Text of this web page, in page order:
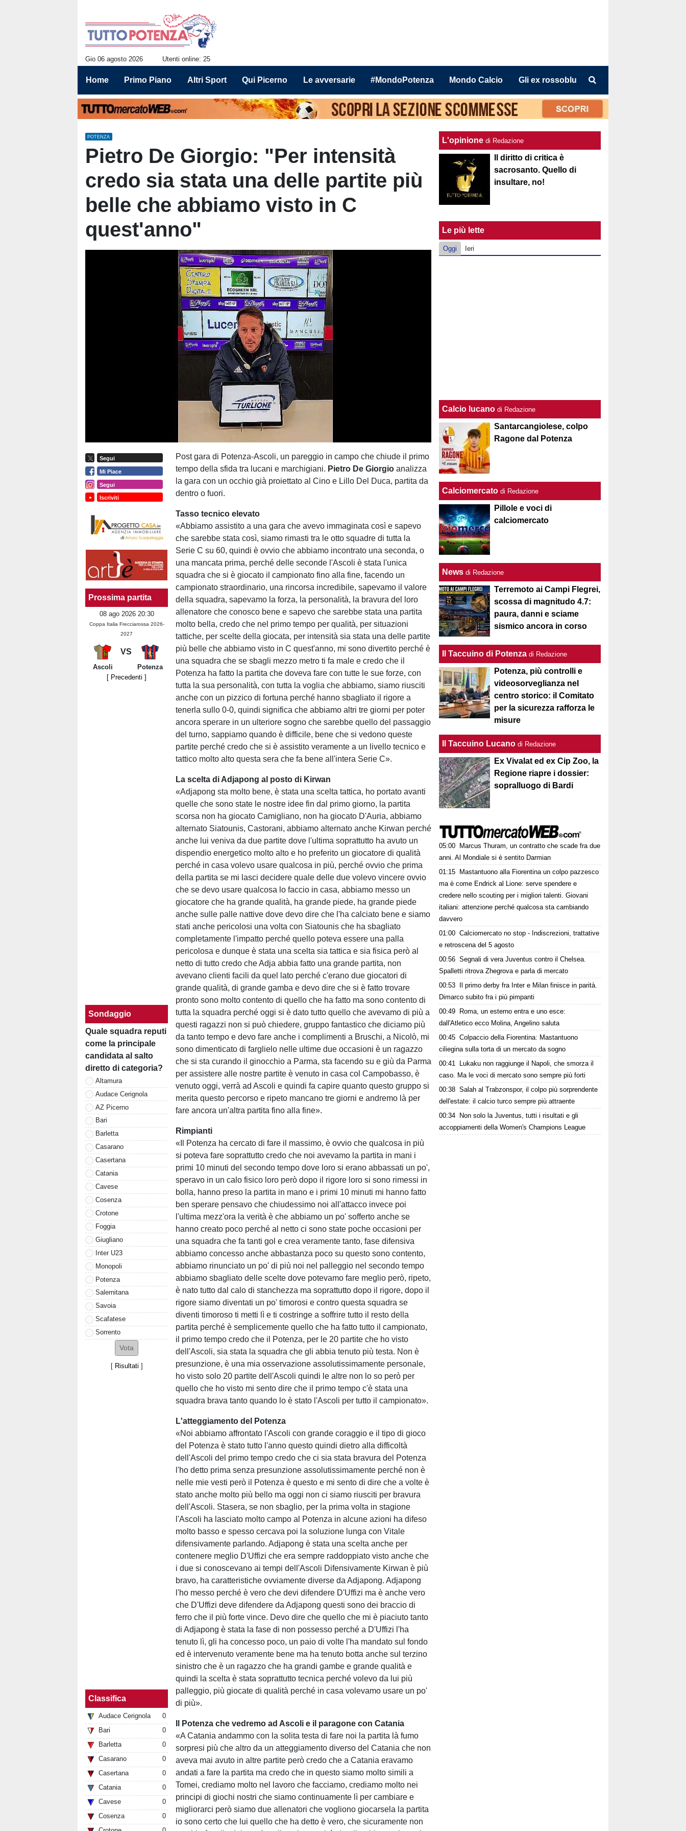
Gio 06 agosto 2026 Utenti online: 25
Home Primo Piano Altri Sport Qui Picerno Le avversarie #MondoPotenza Mondo Calcio Gli ex rossoblu
POTENZA
Pietro De Giorgio: "Per intensità
credo sia stata una delle partite più
belle che abbiamo visto in C
quest'anno"
Segui
Mi Piace
Segui
Iscriviti
Prossima partita
08 ago 2026 20:30
Coppa Italia Frecciarossa 2026-
2027
VS
Ascoli
Potenza
[ Precedenti ]
Sondaggio
Quale squadra reputi
come la principale
candidata al salto
diretto di categoria?
Altamura
Audace Cerignola
AZ Picerno
Bari
Barletta
Casarano
Casertana
Catania
Cavese
Cosenza
Crotone
Foggia
Giugliano
Inter U23
Monopoli
Potenza
Salernitana
Savoia
Scafatese
Sorrento
[ Risultati ]
Classifica
Audace Cerignola
0
Bari
0
Barletta
0
Casarano
0
Casertana
0
Catania
0
Cavese
0
Cosenza
0
Post gara di Potenza-Ascoli, un pareggio in campo che chiude il primo
tempo della sfida tra lucani e marchigiani. Pietro De Giorgio analizza
la gara con un occhio già proiettato al Cino e Lillo Del Duca, partita da
dentro o fuori.
Tasso tecnico elevato
«Abbiamo assistito a una gara che avevo immaginata così e sapevo
che sarebbe stata così, siamo rimasti tra le otto squadre di tutta la
Serie C su 60, quindi è ovvio che abbiamo incontrato una seconda, o
una mancata prima, perché delle seconde l'Ascoli è stata l'unica
squadra che si è giocato il campionato fino alla fine, facendo un
campionato straordinario, una rincorsa incredibile, sapevamo il valore
della squadra, sapevamo la forza, la personalità, la bravura del loro
allenatore che conosco bene e sapevo che sarebbe stata una partita
molto bella, credo che nel primo tempo per qualità, per situazioni
tattiche, per scelte della giocata, per intensità sia stata una delle partite
più belle che abbiamo visto in C quest'anno, mi sono divertito perché è
una squadra che se sbagli mezzo metro ti fa male e credo che il
Potenza ha fatto la partita che doveva fare con tutte le sue forze, con
tutta la sua personalità, con tutta la voglia che abbiamo, siamo riusciti
anche con un pizzico di fortuna perché hanno sbagliato il rigore a
tenerla sullo 0-0, quindi significa che abbiamo altri tre giorni per poter
ancora sperare in un ulteriore sogno che sarebbe quello del passaggio
del turno, sappiamo quando è difficile, bene che si vedono queste
partite perché credo che si è assistito veramente a un livello tecnico e
tattico molto alto questa sera che fa bene all'intera Serie C».
La scelta di Adjapong al posto di Kirwan
«Adjapong sta molto bene, è stata una scelta tattica, ho portato avanti
quelle che sono state le nostre idee fin dal primo giorno, la partita
scorsa non ha giocato Camigliano, non ha giocato D'Auria, abbiamo
alternato Siatounis, Castorani, abbiamo alternato anche Kirwan perché
anche lui veniva da due partite dove l'ultima soprattutto ha avuto un
dispendio energetico molto alto e ho preferito un giocatore di qualità
perché in casa volevo usare qualcosa in più, perché ovvio che prima
della partita se mi lasci decidere quale delle due volevo vincere ovvio
che se devo usare qualcosa lo faccio in casa, abbiamo messo un
giocatore che ha grande qualità, ha grande piede, ha grande piede
anche sulle palle nattive dove devo dire che l'ha calciato bene e siamo
stati anche pericolosi una volta con Siatounis che ha sbagliato
completamente l'impatto perché quello poteva essere una palla
pericolosa e dunque è stata una scelta sia tattica e sia fisica però al
netto di tutto credo che Adja abbia fatto una grande partita, non
avevano clienti facili da quel lato perché c'erano due giocatori di
grande qualità, di grande gamba e devo dire che si è fatto trovare
pronto sono molto contento di quello che ha fatto ma sono contento di
tutta la squadra perché oggi si è dato tutto quello che avevamo di più a
questi ragazzi non si può chiedere, gruppo fantastico che diciamo più
da tanto tempo e devo fare anche i complimenti a Bruschi, a Nicolò, mi
sono dimenticato di farglielo nelle ultime due occasioni è un ragazzo
che si sta curando il ginocchio a Parma, sta facendo su e giù da Parma
per assistere alle nostre partite è venuto in casa col Campobasso, è
venuto oggi, verrà ad Ascoli e quindi fa capire quanto questo gruppo si
merita questo percorso e ripeto mancano tre giorni e andremo là per
fare ancora un'altra partita fino alla fine».
Rimpianti
«Il Potenza ha cercato di fare il massimo, è ovvio che qualcosa in più
si poteva fare soprattutto credo che noi avevamo la partita in mani i
primi 10 minuti del secondo tempo dove loro si erano abbassati un po',
speravo in un calo fisico loro però dopo il rigore loro si sono rimessi in
bolla, hanno preso la partita in mano e i primi 10 minuti mi hanno fatto
ben sperare pensavo che chiudessimo noi all'attacco invece poi
l'ultima mezz'ora la verità è che abbiamo un po' sofferto anche se
hanno creato poco perché al netto ci sono state poche occasioni per
una squadra che fa tanti gol e crea veramente tanto, fase difensiva
abbiamo concesso anche abbastanza poco su questo sono contento,
abbiamo rinunciato un po' di più noi nel palleggio nel secondo tempo
abbiamo sbagliato delle scelte dove potevamo fare meglio però, ripeto,
è nato tutto dal calo di stanchezza ma soprattutto dopo il rigore, dopo il
rigore siamo diventati un po' timorosi e contro questa squadra se
diventi timoroso ti metti lì e ti costringe a soffrire tutto il resto della
partita perché è semplicemente quello che ha fatto tutto il campionato,
il primo tempo credo che il Potenza, per le 20 partite che ho visto
dell'Ascoli, sia stata la squadra che gli abbia tenuto più testa. Non è
presunzione, è una mia osservazione assolutissimamente personale,
ho visto solo 20 partite dell'Ascoli quindi le altre non lo so però per
quello che ho visto mi sento dire che il primo tempo c'è stata una
squadra brava tanto quando lo è stato l'Ascoli per tutto il campionato».
L'atteggiamento del Potenza
«Noi abbiamo affrontato l'Ascoli con grande coraggio e il tipo di gioco
del Potenza è stato tutto l'anno questo quindi dietro alla difficoltà
dell'Ascoli del primo tempo credo che ci sia stata bravura del Potenza
l'ho detto prima senza presunzione assolutissimamente perché non è
nelle mie vesti però il Potenza è questo e mi sento di dire che a volte è
stato anche molto più bello ma oggi non ci siamo riusciti per bravura
dell'Ascoli. Stasera, se non sbaglio, per la prima volta in stagione
l'Ascoli ha lasciato molto campo al Potenza in alcune azioni ha difeso
molto basso e spesso cercava poi la soluzione lunga con Vitale
difensivamente parlando. Adjapong è stata una scelta anche per
contenere meglio D'Uffizi che era sempre raddoppiato visto anche che
i due si conoscevano ai tempi dell'Ascoli Difensivamente Kirwan è più
bravo, ha caratteristiche ovviamente diverse da Adjapong. Adjapong
l'ho messo perché è vero che devi difendere D'Uffizi ma è anche vero
che D'Uffizi deve difendere da Adjapong questi sono dei braccio di
ferro che il più forte vince. Devo dire che quello che mi è piaciuto tanto
di Adjapong è stata la fase di non possesso perché a D'Uffizi l'ha
tenuto lì, gli ha concesso poco, un paio di volte l'ha mandato sul fondo
ed è intervenuto veramente bene ma ha tenuto botta anche sul terzino
sinistro che è un ragazzo che ha grandi gambe e grande qualità e
quindi la scelta è stata soprattutto tecnica perché volevo da lui più
palleggio, più giocate di qualità perché in casa volevamo usare un po'
di più».
Il Potenza che vedremo ad Ascoli e il paragone con Catania
«A Catania andammo con la solita testa di fare noi la partita là fumo
sorpresi più che altro da un atteggiamento diverso del Catania che non
aveva mai avuto in altre partite però credo che a Catania eravamo
andati a fare la partita ma credo che in questo siamo molto simili a
Tomei, crediamo molto nel lavoro che facciamo, crediamo molto nei
principi di giochi nostri che siamo continuamente lì per cambiare e
migliorarci però siamo due allenatori che vogliono giocarsela la partita
io sono certo che lui quello che ha detto è vero, che sicuramente non
L'opinione di Redazione
Il diritto di critica è
sacrosanto. Quello di
insultare, no!
Le più lette
Oggi Ieri
Calcio lucanodi Redazione
Santarcangiolese, colpo
Ragone dal Potenza
Calciomercato di Redazione
Pillole e voci di
calciomercato
News di Redazione
Terremoto ai Campi Flegrei,
scossa di magnitudo 4.7:
paura, danni e sciame
sismico ancora in corso
Il Taccuino di Potenza di Redazione
Potenza, più controlli e
videosorveglianza nel
centro storico: il Comitato
per la sicurezza rafforza le
misure
Il Taccuino Lucano di Redazione
Ex Vivalat ed ex Cip Zoo, la
Regione riapre i dossier:
sopralluogo di Bardi
05:00
Marcus Thuram, un contratto che scade fra due
anni. Al Mondiale si è sentito Darmian
01:15
Mastantuono alla Fiorentina un colpo pazzesco
ma è come Endrick al Lione: serve spendere e
credere nello scouting per i migliori talenti. Giovani
italiani: attenzione perché qualcosa sta cambiando
davvero
01:00 Calciomercato no stop - Indiscrezioni, trattative
e retroscena del 5 agosto
00:56 Segnali di vera Juventus contro il Chelsea.
Spalletti ritrova Zhegrova e parla di mercato
00:53
Il primo derby fra Inter e Milan finisce in parità.
Dimarco subito fra i più pimpanti
00:49
Roma, un esterno entra e uno esce:
dall'Atletico ecco Molina, Angelino saluta
00:45 Colpaccio della Fiorentina: Mastantuono
ciliegina sulla torta di un mercato da sogno
00:41
Lukaku non raggiunge il Napoli, che smorza il
caso. Ma le voci di mercato sono sempre più forti
00:38 Salah al Trabzonspor, il colpo più sorprendente
dell'estate: il calcio turco sempre più attraente
00:34
Non solo la Juventus, tutti i risultati e gli
accoppiamenti della Women's Champions League